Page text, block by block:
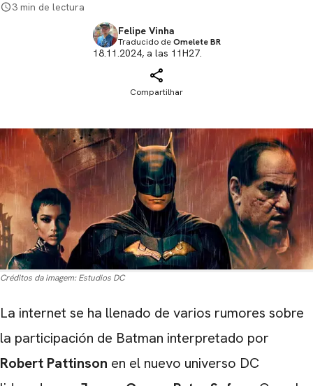
3 min de lectura
Felipe Vinha
Traducido deOmelete BR
18.11.2024, a las 11H27.
Compartilhar
Créditos da imagem: Estudios DC
La internet se ha llenado de varios rumores sobre
la participación de Batman interpretado por
Robert Pattinson en el nuevo universo DC